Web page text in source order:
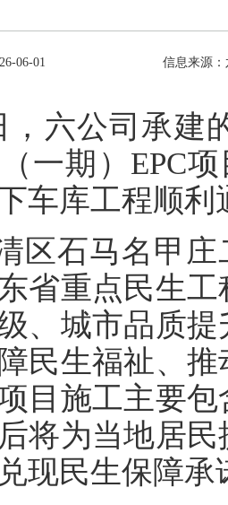
06-01 信息来源：
，六公司承建
一期）EPC
车库工程顺
区石马名甲庄
省重点民生
、城市品质
民生福祉、
目施工主要
将为当地居
现民生保障承